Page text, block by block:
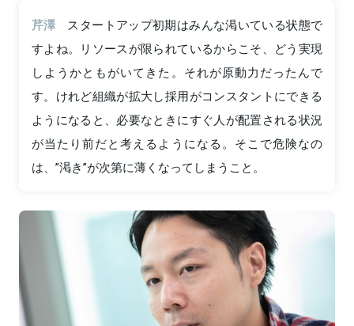
芹澤
スタートアップ初期はみんな渇いている状態で
すよね。リソースが限られているからこそ、どう実現
しようかともがいてきた。それが原動力だったんで
す。けれど組織が拡大し採用がコンスタントにできる
ようになると、必要なときにすぐ人が配置される状況
が当たり前だと考えるようになる。そこで危険なの
は、”渇き”が次第に薄くなってしまうこと。